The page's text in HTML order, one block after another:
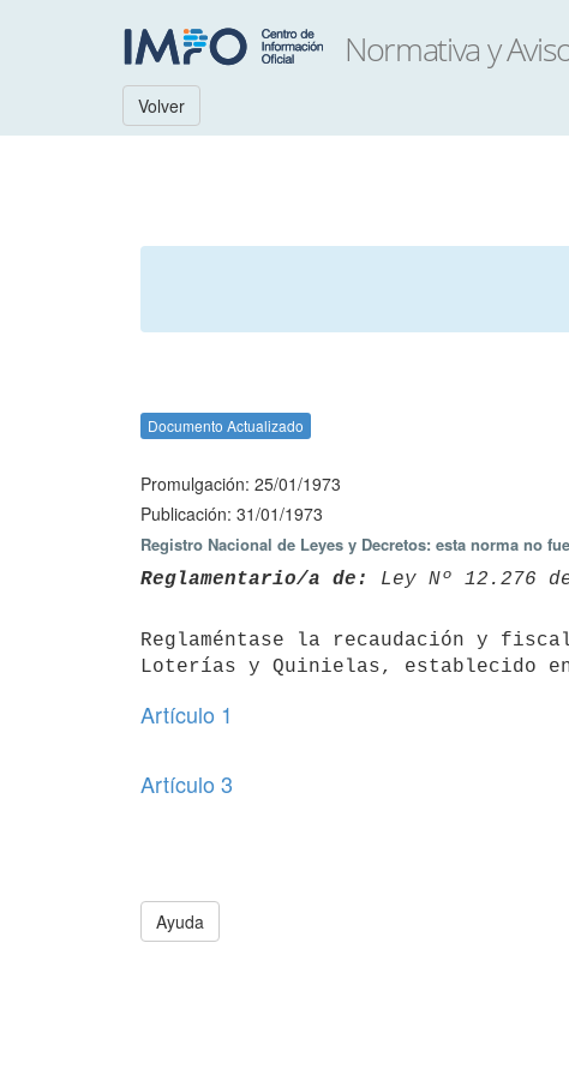
Volver
Documento Actualizado
Promulgación: 25/01/1973
Publicación: 31/01/1973
Registro Nacional de Leyes y Decretos: esta norma no
Reglamentario/a de: Ley Nº 12.276
Reglaméntase la recaudación y
Loterías y Quinielas, establecido
Artículo 1
Artículo 3
Ayuda